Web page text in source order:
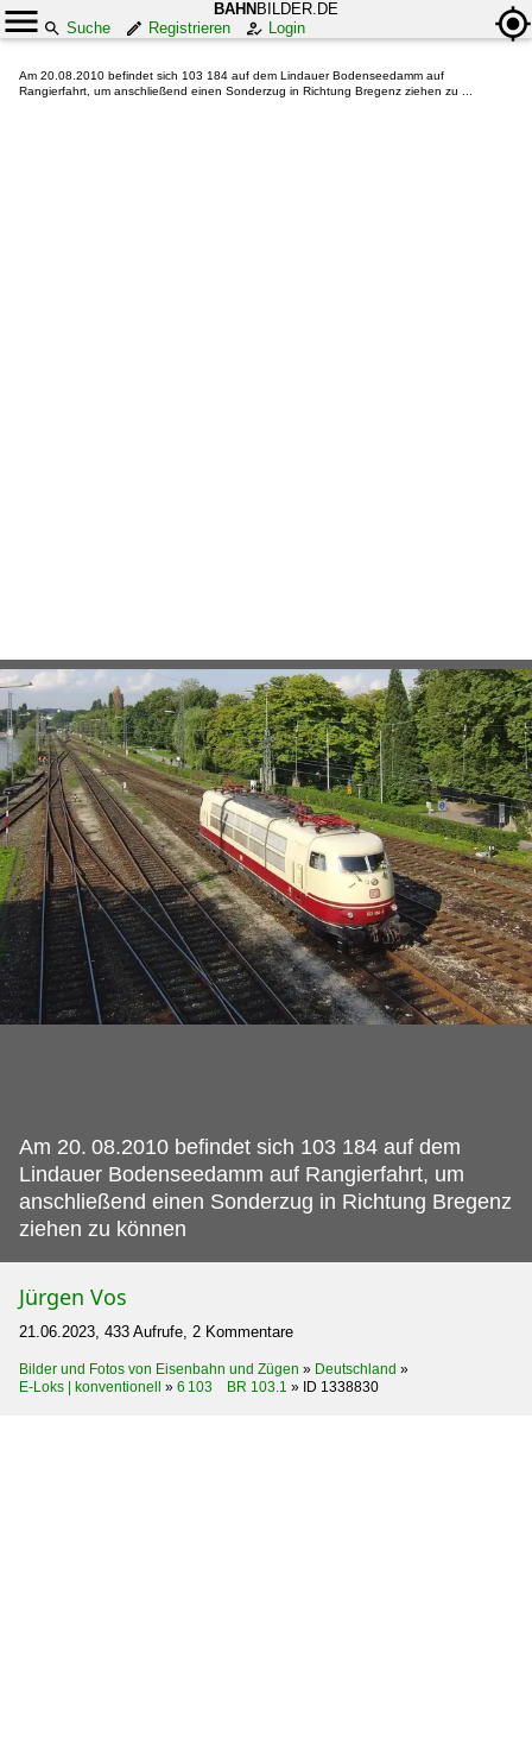
BAHN BILDER.DE
Suche
Registrieren Login
Am 20.08.2010 befindet sich 103 184 auf dem Lindauer Bodenseedamm auf
Rangierfahrt, um anschließend einen Sonderzug in Richtung Bregenz ziehen zu ...
Am 20. 08.2010 befindet sich 103 184 auf dem
Lindauer Bodenseedamm auf Rangierfahrt, um
anschließend einen Sonderzug in Richtung Bregenz
ziehen zu können
Jürgen Vos
21.06.2023, 433 Aufrufe, 2 Kommentare
Bilder und Fotos von Eisenbahn und Zügen » Deutschland »
E-Loks | konventionell » 6 103 BR 103.1 » ID 1338830